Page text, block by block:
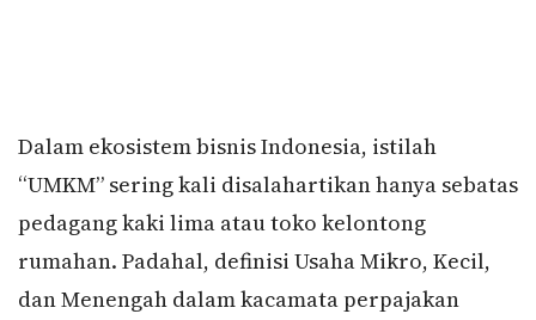
Dalam ekosistem bisnis Indonesia, istilah
“UMKM” sering kali disalahartikan hanya sebatas
pedagang kaki lima atau toko kelontong
rumahan. Padahal, definisi Usaha Mikro, Kecil,
dan Menengah dalam kacamata perpajakan